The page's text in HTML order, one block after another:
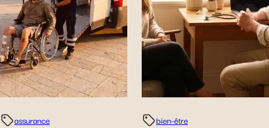
assurance bien-être